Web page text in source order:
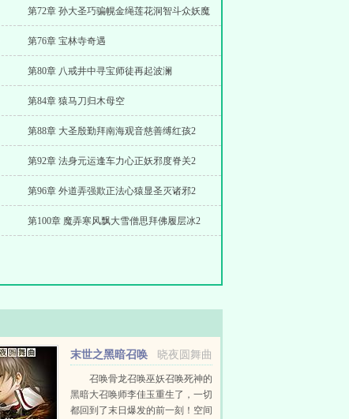
第72章 孙大圣巧骗幌金绳莲花洞智斗众妖魔
第76章 宝林寺奇遇
第80章 八戒井中寻宝师徒再起波澜
第84章 猿马刀归木母空
第88章 大圣殷勤拜南海观音慈善缚红孩2
第92章 法身元运逢车力心正妖邪度脊关2
第96章 外道弄强欺正法心猿显圣灭诸邪2
第100章 魔弄寒风飘大雪僧思拜佛履层冰2
晓夜圆舞曲
末世之黑暗召唤
召唤骨龙召唤巫妖召唤死神的
黑暗大召唤师李佳玉重生了，一切
都回到了末日爆发的前一刻！空间